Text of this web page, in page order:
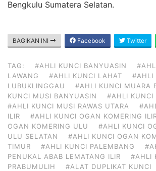
Bengkulu Sumatera Selatan.
BAGIKAN INI Facebook Twitter
TAG: #AHLI KUNCI BANYUASIN
LAWANG
#AHLI KUNCI LAHAT
#AHLI
LUBUKLINGGAU
#AHLI KUNCI MUARA
KUNCI MUSI BANYUASIN
#AHLI KUNCI
#AHLI KUNCI MUSI RAWAS UTARA
ILIR
#AHLI KUNCI OGAN KOMERING
OGAN KOMERING ULU
#AHLI KUNCI
ULU SELATAN
#AHLI KUNCI OGAN
TIMUR
#AHLI KUNCI PALEMBANG
PENUKAL ABAB LEMATANG ILIR
#AHLI
PRABUMULIH
#ALAT DUPLIKAT KUNCI